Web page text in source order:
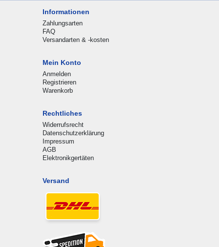
Informationen
Zahlungsarten
FAQ
Versandarten & -kosten
Mein Konto
Anmelden
Registrieren
Warenkorb
Rechtliches
Widerrufsrecht
Datenschutzerklärung
Impressum
AGB
Elektronikgertäten
Versand